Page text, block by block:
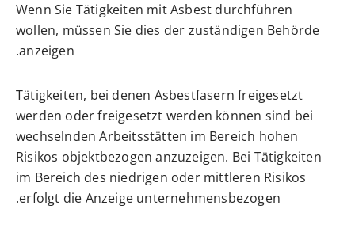
Wenn Sie Tätigkeiten mit Asbest durchführen
wollen, müssen Sie dies der zuständigen Behörde
anzeigen.
Tätigkeiten, bei denen Asbestfasern freigesetzt
werden oder freigesetzt werden können sind bei
wechselnden Arbeitsstätten im Bereich hohen
Risikos objektbezogen anzuzeigen. Bei Tätigkeiten
im Bereich des niedrigen oder mittleren Risikos
erfolgt die Anzeige unternehmensbezogen.